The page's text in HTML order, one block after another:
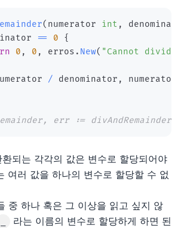
리스크 분석
도식화 및 프레젠테이션
효율적으로
기
( numerator int ,
== 0
{
0 , 0 , erros . New( "Cannot
/ denominator ,
err :=
되는 각각의 값은 변수로 할당되어야
여러 값을 하나의 변수로 할당할 수 없
중 하나 혹은 그 이상을 읽고 싶지 않
라는 이름의 변수로 할당하게 하면 된